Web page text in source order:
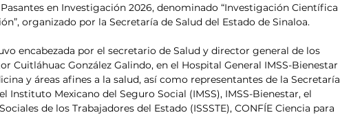
en Investigación 2026, denominado “Investigación Científica
organizado por la Secretaría de Salud del Estado de Sinaloa.
encabezada por el secretario de Salud y director general de los
Cuitláhuac González Galindo, en el Hospital General IMSS-Bienestar
y áreas afines a la salud, así como representantes de la Secretaría
Instituto Mexicano del Seguro Social (IMSS), IMSS-Bienestar, el
de los Trabajadores del Estado (ISSSTE), CONFÍE Ciencia para